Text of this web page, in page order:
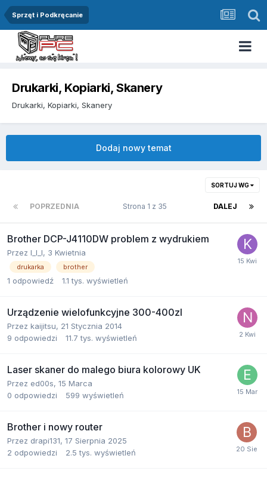
Sprzęt i Podkręcanie
Drukarki, Kopiarki, Skanery
Drukarki, Kopiarki, Skanery
Dodaj nowy temat
SORTUJ WG
POPRZEDNIA DALEJ
Strona 1 z 35
Brother DCP-J4110DW problem z wydrukiem
Przez I_I_I, 3 Kwietnia
drukarka brother
1 odpowiedź 1.1 tys. wyświetleń
Urządzenie wielofunkcyjne 300-400zl
Przez kaijitsu, 21 Stycznia 2014
9 odpowiedzi 11.7 tys. wyświetleń
Laser skaner do malego biura kolorowy UK
Przez ed00s, 15 Marca
0 odpowiedzi 599 wyświetleń
Brother i nowy router
Przez drapi131, 17 Sierpnia 2025
2 odpowiedzi 2.5 tys. wyświetleń